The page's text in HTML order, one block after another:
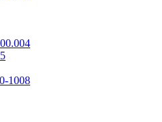
1008